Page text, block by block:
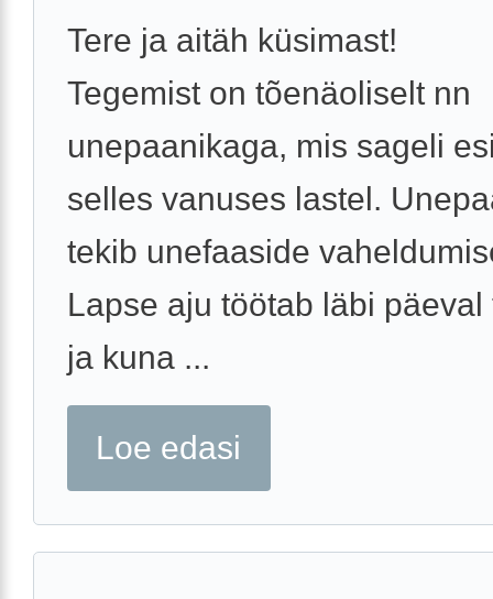
Tere ja aitäh küsimast!
Tegemist on tõenäoliselt nn
unepaanikaga, mis sageli
selles vanuses lastel.
tekib unefaaside
Lapse aju töötab läbi päeval
ja kuna ...
Loe edasi